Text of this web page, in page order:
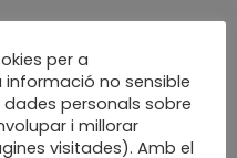
per a
no sensible
personals sobre
i millorar
visitades). Amb el